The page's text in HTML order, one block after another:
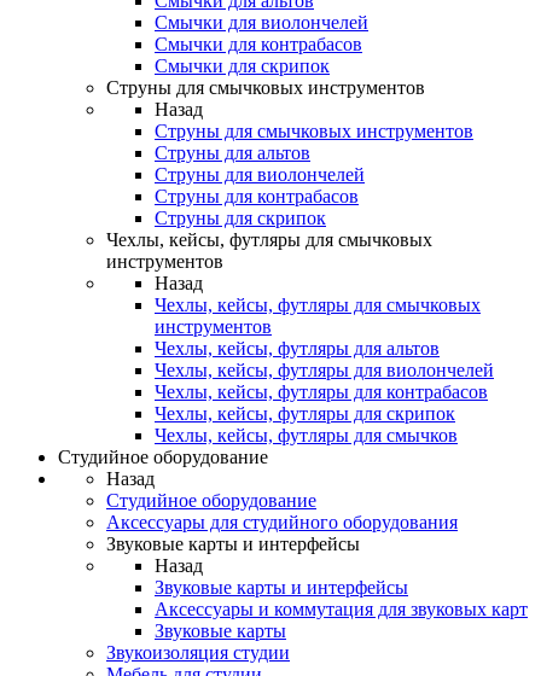
Смычки для виолончелей
Смычки для контрабасов
Смычки для скрипок
Струны для смычковых инструментов
Назад
Струны для смычковых инструментов
Струны для альтов
Струны для виолончелей
Струны для контрабасов
Струны для скрипок
Чехлы, кейсы, футляры для смычковых
инструментов
Назад
Чехлы, кейсы, футляры для смычковых
инструментов
Чехлы, кейсы, футляры для альтов
Чехлы, кейсы, футляры для виолончелей
Чехлы, кейсы, футляры для контрабасов
Чехлы, кейсы, футляры для скрипок
Чехлы, кейсы, футляры для смычков
Студийное оборудование
Назад
Студийное оборудование
Аксессуары для студийного оборудования
Звуковые карты и интерфейсы
Назад
Звуковые карты и интерфейсы
Аксессуары и коммутация для звуковых карт
Звуковые карты
Звукоизоляция студии